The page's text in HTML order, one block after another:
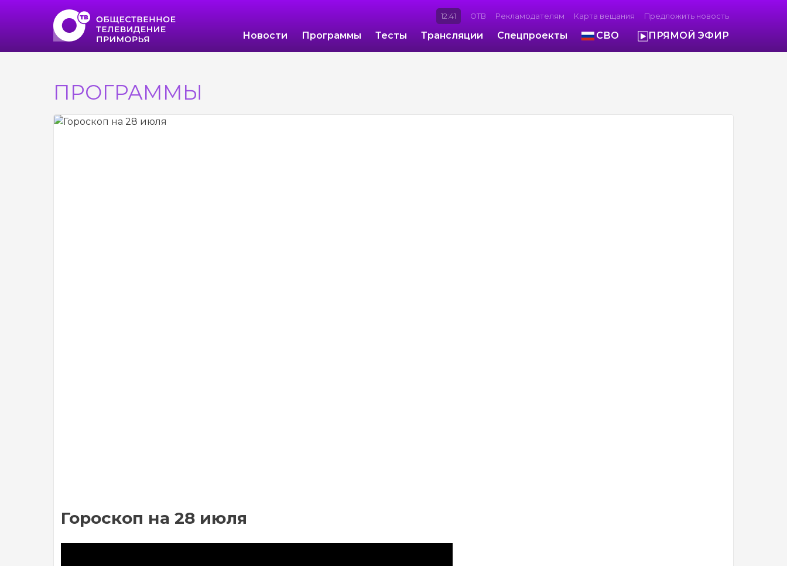
12:41 ОТВ Рекламодателям Карта вещания Предложить новость
Новости Программы Тесты Трансляции Спецпроекты СВО ПРЯМОЙ ЭФИР
ПРОГРАММЫ
Гороскоп на 28 июля